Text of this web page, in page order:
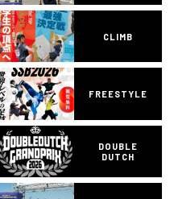
CLIMB
FREESTYLE
DOUBLE
DUTCH